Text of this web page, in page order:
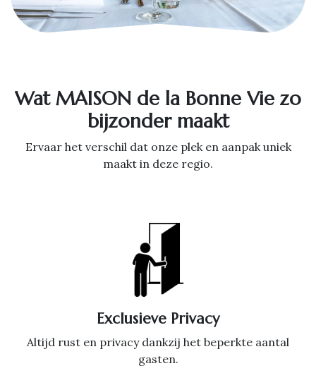
Wat MAISON de la Bonne Vie zo
bijzonder maakt
Ervaar het verschil dat onze plek en aanpak uniek
maakt in deze regio.
Exclusieve Privacy
Altijd rust en privacy dankzij het beperkte aantal
gasten.